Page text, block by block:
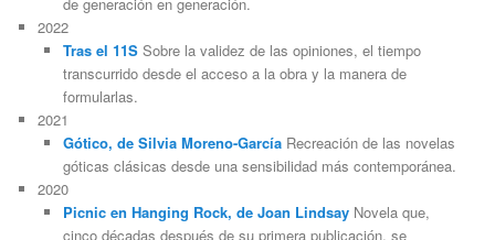
de generación en generación.
2022
Tras el 11SSobre la validez de las opiniones, el tiempo
transcurrido desde el acceso a la obra y la manera de
formularlas.
2021
Gótico, de Silvia Moreno-GarcíaRecreación de las novelas
góticas clásicas desde una sensibilidad más contemporánea.
2020
Picnic en Hanging Rock, de Joan LindsayNovela que,
cinco décadas después de su primera publicación, se